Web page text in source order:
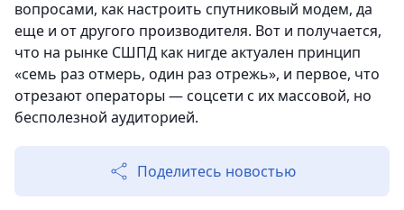
вопросами, как настроить спутниковый модем, да
еще и от другого производителя. Вот и получается,
что на рынке СШПД как нигде актуален принцип
«семь раз отмерь, один раз отрежь», и первое, что
отрезают операторы — соцсети с их массовой, но
бесполезной аудиторией.
Поделитесь новостью